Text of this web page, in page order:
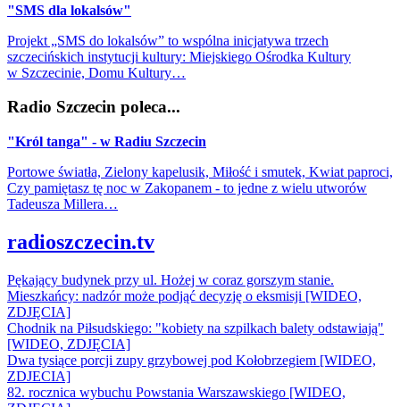
"SMS dla lokalsów"
Projekt „SMS do lokalsów” to wspólna inicjatywa trzech
szczecińskich instytucji kultury: Miejskiego Ośrodka Kultury
w Szczecinie, Domu Kultury…
Radio Szczecin poleca...
"Król tanga" - w Radiu Szczecin
Portowe światła, Zielony kapelusik, Miłość i smutek, Kwiat paproci,
Czy pamiętasz tę noc w Zakopanem - to jedne z wielu utworów
Tadeusza Millera…
radioszczecin.tv
Pękający budynek przy ul. Hożej w coraz gorszym stanie.
Mieszkańcy: nadzór może podjąć decyzję o eksmisji [WIDEO,
ZDJĘCIA]
Chodnik na Piłsudskiego: "kobiety na szpilkach balety odstawiają"
[WIDEO, ZDJĘCIA]
Dwa tysiące porcji zupy grzybowej pod Kołobrzegiem [WIDEO,
ZDJECIA]
82. rocznica wybuchu Powstania Warszawskiego [WIDEO,